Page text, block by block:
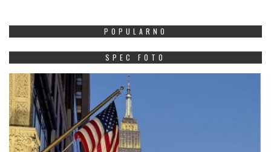
POPULARNO
SPEC FOTO